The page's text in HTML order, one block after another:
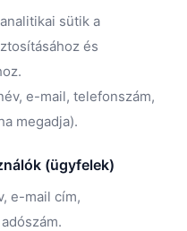
sütik a
és
e-mail, telefonszám,
megadja).
(ügyfelek)
e-mail cím,